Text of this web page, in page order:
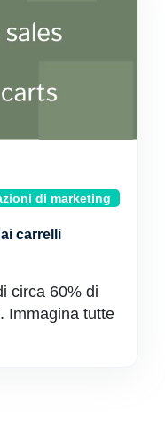
di marketing
carrelli
circa 60% di
Immagina tutte